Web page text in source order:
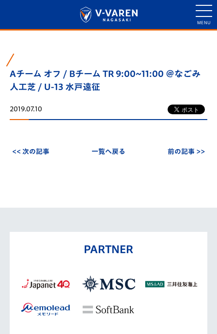
Aチーム オフ / Bチーム TR 9:00~11:00 ＠なごみ
人工芝 / U-13 水戸遠征
2019.07.10
<< 次の記事 一覧へ戻る 前の記事 >>
PARTNER